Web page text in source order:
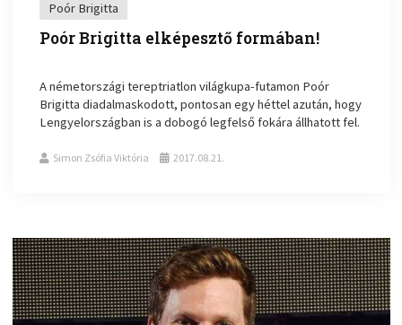
Poór Brigitta
Poór Brigitta elképesztő formában!
A németországi tereptriatlon világkupa-futamon Poór
Brigitta diadalmaskodott, pontosan egy héttel azután, hogy
Lengyelországban is a dobogó legfelső fokára állhatott fel.
Simon Zsófia Viktória 2017.08.21.